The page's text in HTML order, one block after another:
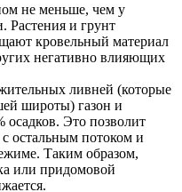
не меньше, чем у
и грунт
кровельный материал
негативно влияющих
ливней (которые
широты) газон и
осадков. Это позволит
с остальным потоком и
Таким образом,
или придомовой